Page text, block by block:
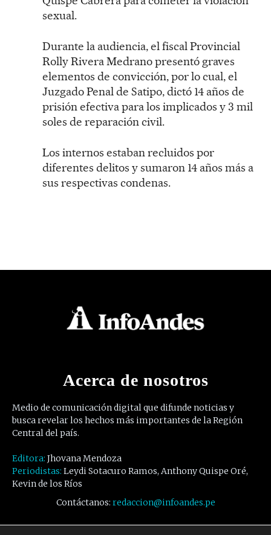
sexual.
Durante la audiencia, el fiscal Provincial
Rolly Rivera Medrano presentó graves
elementos de convicción, por lo cual, el
Juzgado Penal de Satipo, dictó 14 años de
prisión efectiva para los implicados y 3 mil
soles de reparación civil.
Los internos estaban recluidos por
diferentes delitos y sumaron 14 años más a
sus respectivas condenas.
Acerca de nosotros
Medio de comunicación digital que difunde noticias y
busca revelar los hechos más importantes de la Región
Central del país.
Editora: Jhovana Mendoza
Periodistas: Leydi Sotacuro Ramos, Anthony Quispe Oré,
Kevin de los Ríos
Contáctanos: redaccion@infoandes.pe